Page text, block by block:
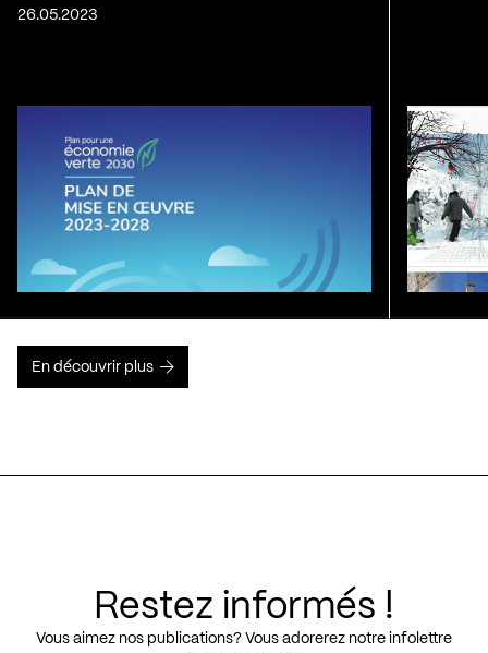
26.05.2023
En découvrir plus
Restez informés !
Vous aimez nos publications? Vous adorerez notre infolettre